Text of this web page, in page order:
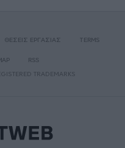
ΘΕΣΕΙΣ ΕΡΓΑΣΙΑΣ TERMS
RSS
TRADEMARKS